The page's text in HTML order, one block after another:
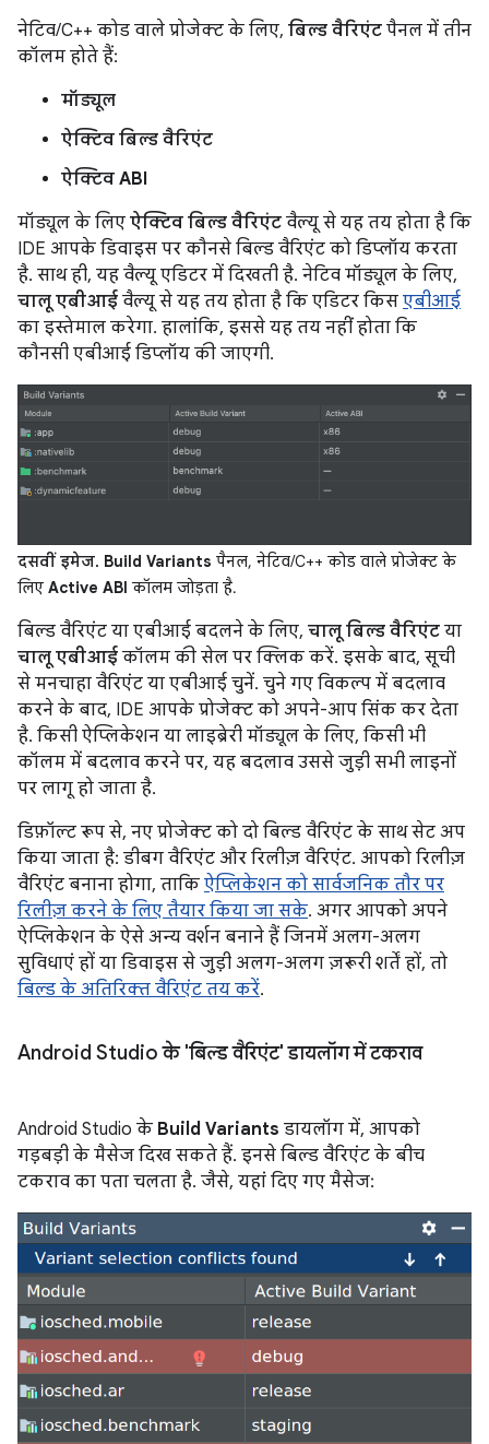
नेटिव/C++ कोड वाले प्रोजेक्ट के लिए, बिल्ड वैरिएंट पैनल में तीन
कॉलम होते हैं:
मॉड्यूल
ऐक्टिव बिल्ड वैरिएंट
ऐक्टिव ABI
मॉड्यूल के लिए ऐक्टिव बिल्ड वैरिएंट वैल्यू से यह तय होता है कि
IDE आपके डिवाइस पर कौनसे बिल्ड वैरिएंट को डिप्लॉय करता
है. साथ ही, यह वैल्यू एडिटर में दिखती है. नेटिव मॉड्यूल के लिए,
चालू एबीआई वैल्यू से यह तय होता है कि एडिटर किस एबीआई
का इस्तेमाल करेगा. हालांकि, इससे यह तय नहीं होता कि
कौनसी एबीआई डिप्लॉय की जाएगी.
दसवीं इमेज. Build Variants पैनल, नेटिव/C++ कोड वाले प्रोजेक्ट के
लिए Active ABI कॉलम जोड़ता है.
बिल्ड वैरिएंट या एबीआई बदलने के लिए, चालू बिल्ड वैरिएंट या
चालू एबीआई कॉलम की सेल पर क्लिक करें. इसके बाद, सूची
से मनचाहा वैरिएंट या एबीआई चुनें. चुने गए विकल्प में बदलाव
करने के बाद, IDE आपके प्रोजेक्ट को अपने-आप सिंक कर देता
है. किसी ऐप्लिकेशन या लाइब्रेरी मॉड्यूल के लिए, किसी भी
कॉलम में बदलाव करने पर, यह बदलाव उससे जुड़ी सभी लाइनों
पर लागू हो जाता है.
डिफ़ॉल्ट रूप से, नए प्रोजेक्ट को दो बिल्ड वैरिएंट के साथ सेट अप
किया जाता है: डीबग वैरिएंट और रिलीज़ वैरिएंट. आपको रिलीज़
वैरिएंट बनाना होगा, ताकि ऐप्लिकेशन को सार्वजनिक तौर पर
रिलीज़ करने के लिए तैयार किया जा सके. अगर आपको अपने
ऐप्लिकेशन के ऐसे अन्य वर्शन बनाने हैं जिनमें अलग-अलग
सुविधाएं हों या डिवाइस से जुड़ी अलग-अलग ज़रूरी शर्तें हों, तो
बिल्ड के अतिरिक्त वैरिएंट तय करें.
Android Studio के 'बिल्ड वैरिएंट' डायलॉग में टकराव
Android Studio के Build Variants डायलॉग में, आपको
गड़बड़ी के मैसेज दिख सकते हैं. इनसे बिल्ड वैरिएंट के बीच
टकराव का पता चलता है. जैसे, यहां दिए गए मैसेज: